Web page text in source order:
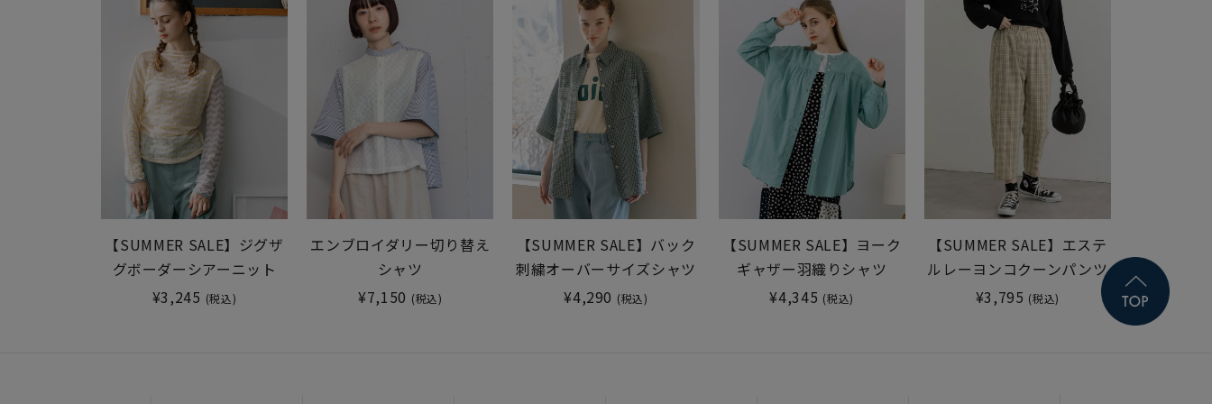
【SUMMER SALE】ジグザ
グボーダーシアーニット
¥3,245 (税込)
エンブロイダリー切り替え
シャツ
¥7,150 (税込)
【SUMMER SALE】バック
刺繍オーバーサイズシャツ
¥4,290 (税込)
【SUMMER SALE】ヨーク
ギャザー羽織りシャツ
¥4,345 (税込)
【SUMMER SALE】エステ
ルレーヨンコクーンパンツ
¥3,795 (税込)